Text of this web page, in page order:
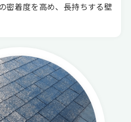
密着度を高め、長持ちする壁